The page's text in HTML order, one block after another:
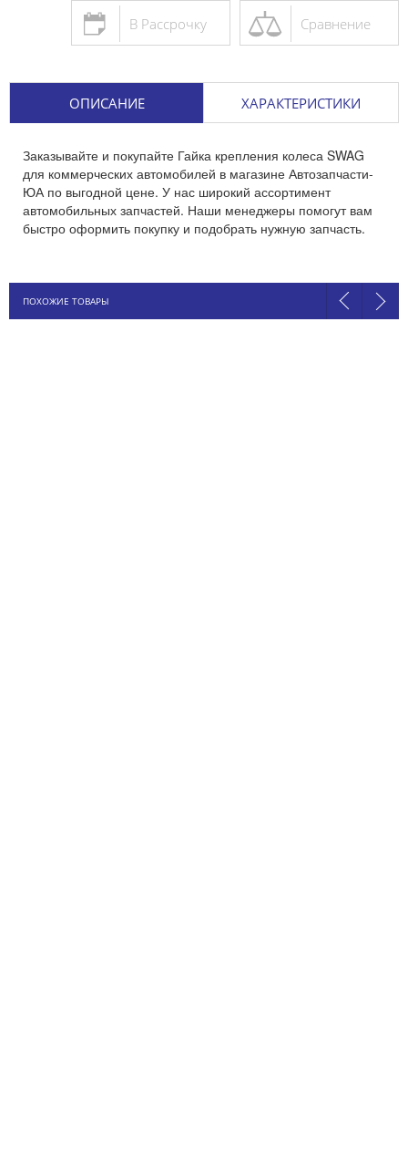
Сравнение
В Рассрочку
ОПИСАНИЕ ХАРАКТЕРИСТИКИ
Заказывайте и покупайте Гайка крепления колеса SWAG
для коммерческих автомобилей в магазине Автозапчасти-
ЮА по выгодной цене. У нас широкий ассортимент
автомобильных запчастей. Наши менеджеры помогут вам
быстро оформить покупку и подобрать нужную запчасть.
ПОХОЖИЕ ТОВАРЫ